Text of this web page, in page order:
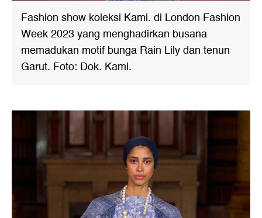
Fashion show koleksi Kami. di London Fashion
Week 2023 yang menghadirkan busana
memadukan motif bunga Rain Lily dan tenun
Garut. Foto: Dok. Kami.